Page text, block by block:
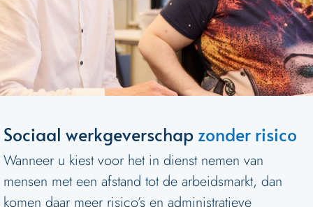
Sociaal werkgeverschapzonder risico
Wanneer u kiest voor het in dienst nemen van
mensen met een afstand tot de arbeidsmarkt, dan
komen daar meer risico’s en administratieve